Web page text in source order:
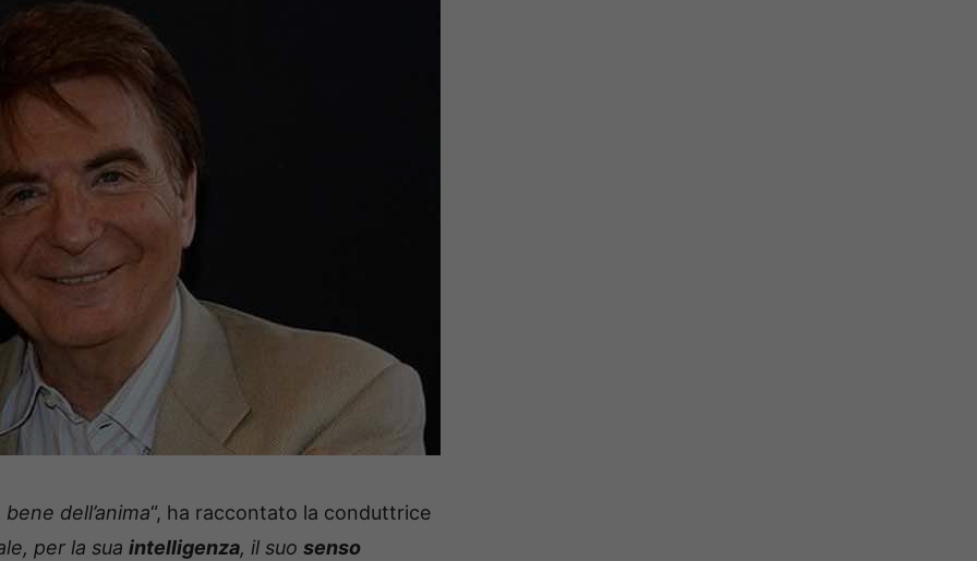
dell’anima“, ha raccontato la conduttrice
per la sua intelligenza, il suo senso